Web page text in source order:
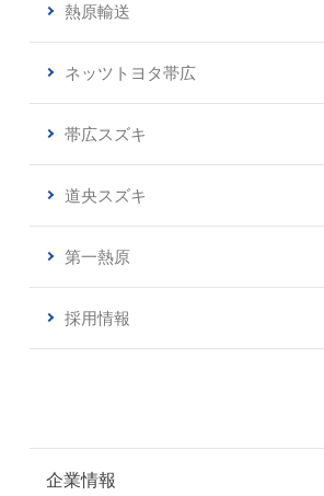
熱原輸送
ネッツトヨタ帯広
帯広スズキ
道央スズキ
第一熱原
採用情報
企業情報